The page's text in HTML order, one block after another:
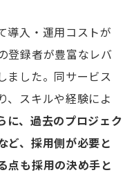
導入・運用コストが
登録者が豊富なレバ
ました。同サービス
、スキルや経験によ
に、過去のプロジェク
ど、採用側が必要と
点も採用の決め手と